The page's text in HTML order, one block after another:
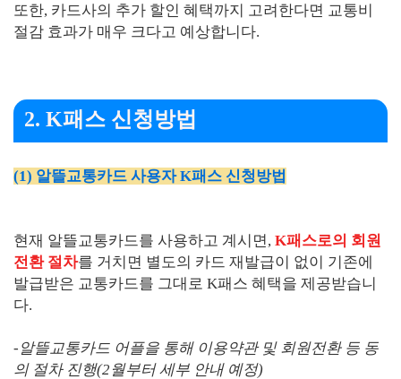
또한, 카드사의 추가 할인 혜택까지 고려한다면 교통비
절감 효과가 매우 크다고 예상합니다.
2. K패스 신청방법
(1) 알뜰교통카드 사용자 K패스 신청방법
현재 알뜰교통카드를 사용하고 계시면, K패스로의 회원
전환 절차를 거치면 별도의 카드 재발급이 없이 기존에
발급받은 교통카드를 그대로 K패스 혜택을 제공받습니
다.
-알뜰교통카드 어플을 통해 이용약관 및 회원전환 등 동
의 절차 진행(2월부터 세부 안내 예정)